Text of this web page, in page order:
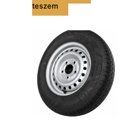
teszem